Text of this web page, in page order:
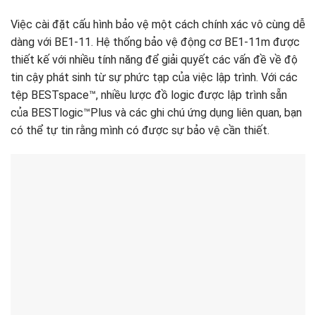
Việc cài đặt cấu hình bảo vệ một cách chính xác vô cùng dễ
dàng với BE1-11. Hệ thống bảo vệ động cơ BE1-11m được
thiết kế với nhiều tính năng để giải quyết các vấn đề về độ
tin cậy phát sinh từ sự phức tạp của việc lập trình. Với các
tệp BESTspace™, nhiều lược đồ logic được lập trình sẵn
của BESTlogic™Plus và các ghi chú ứng dụng liên quan, bạn
có thể tự tin rằng mình có được sự bảo vệ cần thiết.